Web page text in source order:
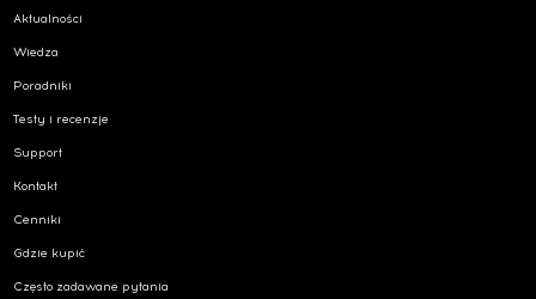
Aktualności
Wiedza
Poradniki
Testy i recenzje
Support
Kontakt
Cenniki
Gdzie kupić
Często zadawane pytania